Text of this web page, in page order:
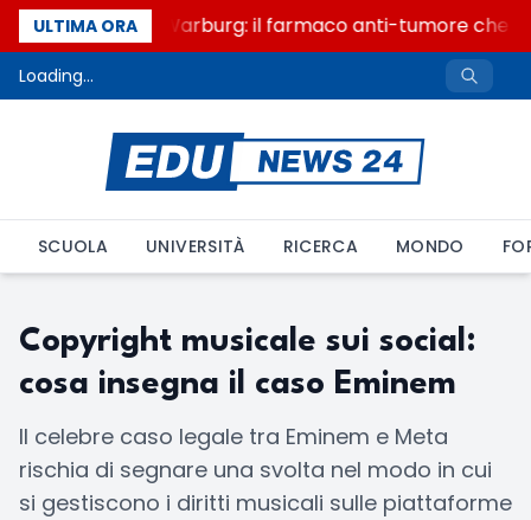
ULTIMA ORA
Un secolo di Warburg: il farmaco anti-tumore che
Loading...
SCUOLA UNIVERSITÀ RICERCA MONDO
Copyright musicale sui social:
cosa insegna il caso Eminem
Il celebre caso legale tra Eminem e Meta
rischia di segnare una svolta nel modo in cui
si gestiscono i diritti musicali sulle piattaforme